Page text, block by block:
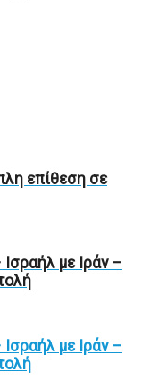
επίθεση σε
με Ιράν –
με Ιράν –